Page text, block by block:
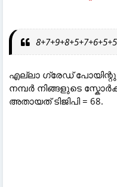
എല്ലാ ഗ്രേഡ്
നമ്പർ നിങ്ങളുടെ
അതായത് ടിജിപി = 68.